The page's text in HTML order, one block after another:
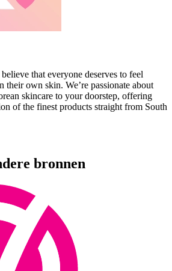
that everyone deserves to feel
their own skin. We’re passionate about
skincare to your doorstep, offering
of the finest products straight from South
bronnen